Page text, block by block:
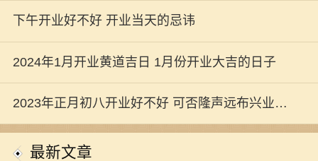
下午开业好不好 开业当天的忌讳
2024年1月开业黄道吉日 1月份开业大吉的日子
2023年正月初八开业好不好 可否隆声远布兴业长
新
最新文章